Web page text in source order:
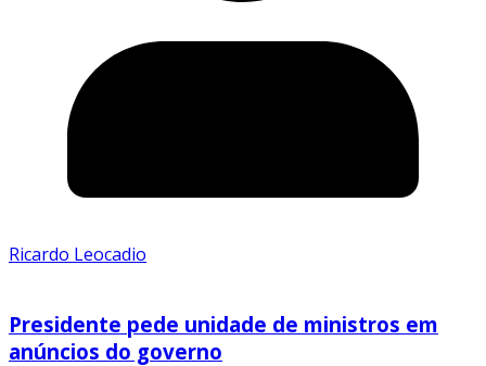
Ricardo Leocadio
Presidente pede unidade de ministros em
anúncios do governo